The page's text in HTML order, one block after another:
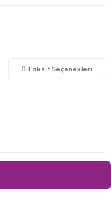
Taksit Seçenekleri